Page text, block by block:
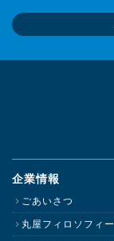
企業情報
ごあいさつ
丸屋フィロソフィー